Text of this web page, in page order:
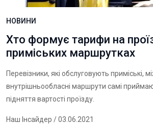
НОВИНИ
Хто формує тарифи на
приміських маршрутках
Перевізники, які обслуговують приміські,
внутрішньообласні маршрути самі
підняття вартості проїзду.
Наш Інсайдер / 03.06.2021